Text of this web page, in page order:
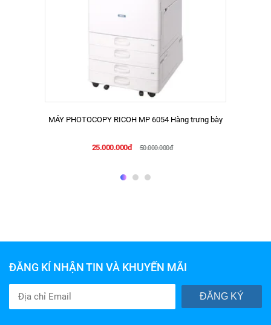
MÁY PHOTOCOPY RICOH MP 6054 Hàng trưng bày
25.000.000đ 50.000.000đ
ĐĂNG KÍ NHẬN TIN VÀ KHUYẾN MÃI
ĐĂNG KÝ